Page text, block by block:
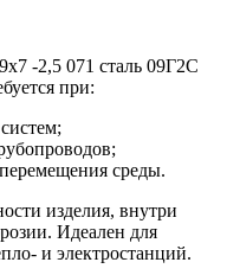
-2,5 071 сталь 09Г2С
при:
среды.
изделия, внутри
Идеален для
и электростанций.